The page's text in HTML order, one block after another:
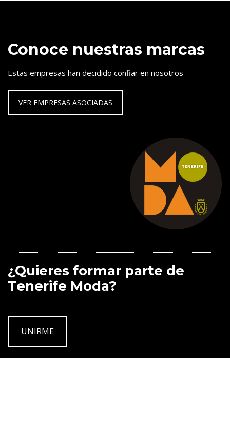
Conoce nuestras marcas
Estas empresas han decidido confiar en nosotros
VER EMPRESAS ASOCIADAS
¿Quieres formar parte de
Tenerife Moda?
UNIRME